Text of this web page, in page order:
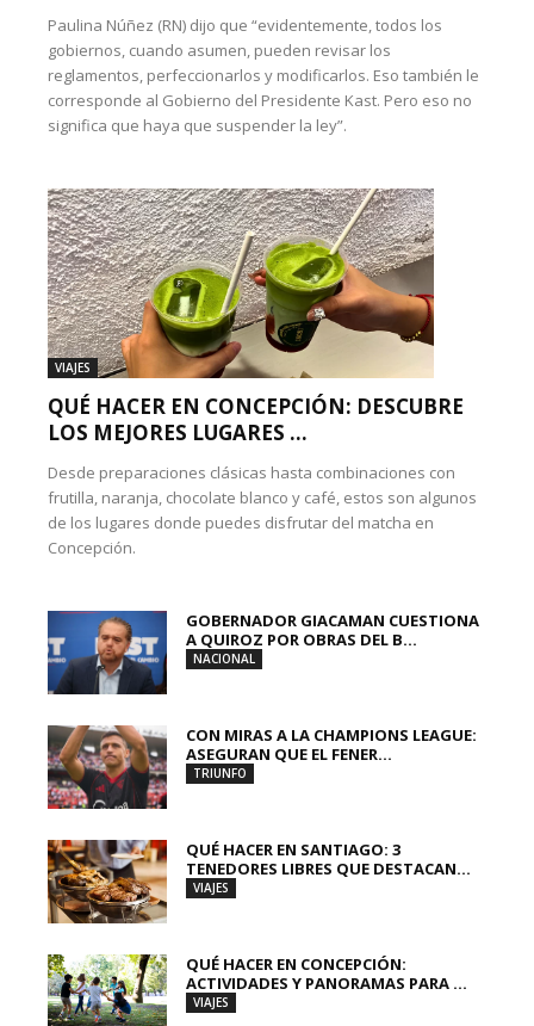
Paulina Núñez (RN) dijo que “evidentemente, todos los
gobiernos, cuando asumen, pueden revisar los
reglamentos, perfeccionarlos y modificarlos. Eso también le
corresponde al Gobierno del Presidente Kast. Pero eso no
significa que haya que suspender la ley”.
VIAJES
QUÉ HACER EN CONCEPCIÓN: DESCUBRE
LOS MEJORES LUGARES ...
Desde preparaciones clásicas hasta combinaciones con
frutilla, naranja, chocolate blanco y café, estos son algunos
de los lugares donde puedes disfrutar del matcha en
Concepción.
GOBERNADOR GIACAMAN CUESTIONA
A QUIROZ POR OBRAS DEL B...
NACIONAL
CON MIRAS A LA CHAMPIONS LEAGUE:
ASEGURAN QUE EL FENER...
TRIUNFO
QUÉ HACER EN SANTIAGO: 3
TENEDORES LIBRES QUE DESTACAN...
VIAJES
QUÉ HACER EN CONCEPCIÓN:
ACTIVIDADES Y PANORAMAS PARA ...
VIAJES